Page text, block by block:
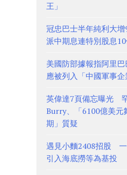
王」
冠忠巴士半年純利大
派中期息連特別股息
美國防部據報指阿里
應被列入「中國軍事企
英偉達7頁備忘曝光
Burry、「6100億美元
期」質疑
遇見小麵2408招股 一
引入海底撈等為基投